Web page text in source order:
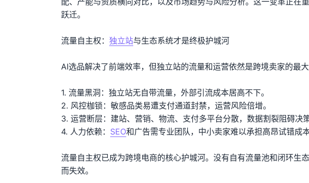
跃迁。
流量自主权： 独立站与生态系统才是终极护城河
AI选品解决了前端效率，但独立站的流量和运营依然是跨境卖家的最
1. 流量黑洞：独立站无自带流量，外部引流成本居高不下。
2. 风控枷锁：敏感品类易遭支付通道封禁，运营风险倍增。
3. 运营断层：建站、营销、物流、支付多平台分散，数据割裂阻碍决策
4. 人力依赖： SEO和广告需专业团队，中小卖家难以承担高昂试错成本
流量自主权已成为跨境电商的核心护城河。没有自有流量池和闭环生
而失效。